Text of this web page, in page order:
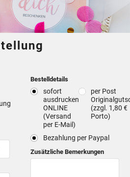
Bestelldetails
sofort
ausdrucken
ONLINE
(Versand
per E-Mail)
per Post
(zzgl. 1,80 €
Porto)
Bezahlung per Paypal
Zusätzliche Bemerkungen